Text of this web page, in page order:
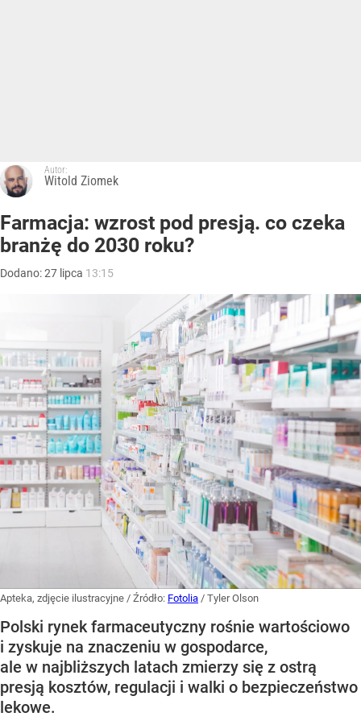
Autor:
Witold Ziomek
Farmacja: wzrost pod presją. co czeka
branżę do 2030 roku?
Dodano:27 lipca 13:15
Apteka, zdjęcie ilustracyjne / Źródło: Fotolia / Tyler Olson
Polski rynek farmaceutyczny rośnie wartościowo
i zyskuje na znaczeniu w gospodarce,
ale w najbliższych latach zmierzy się z ostrą
presją kosztów, regulacji i walki o bezpieczeństwo
lekowe.